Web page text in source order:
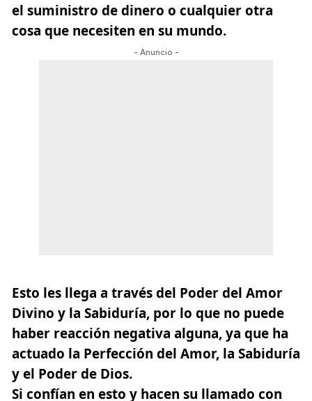
el suministro de dinero o cualquier otra
cosa que necesiten en su mundo.
- Anuncio -
Esto les llega a través del Poder del Amor
Divino y la Sabiduría, por lo que no puede
haber reacción negativa alguna, ya que ha
actuado la Perfección del Amor, la Sabiduría
y el Poder de Dios.
Si confían en esto y hacen su llamado con